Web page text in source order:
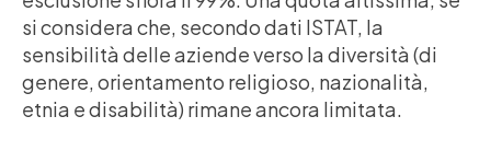
si considera che, secondo dati ISTAT, la
sensibilità delle aziende verso la diversità (di
genere, orientamento religioso, nazionalità,
etnia e disabilità) rimane ancora limitata.